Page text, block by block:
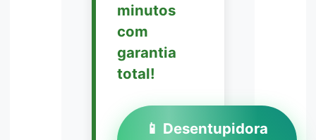
minutos
com
garantia
total!
📱 Desentupidora